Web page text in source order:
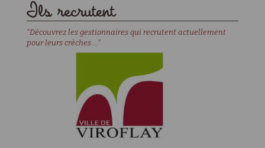
Ils recrutent
"Découvrez les gestionnaires qui recrutent actuellement
pour leurs crèches ..."